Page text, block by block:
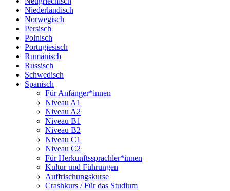
Niederländisch
Norwegisch
Persisch
Polnisch
Portugiesisch
Rumänisch
Russisch
Schwedisch
Spanisch
Für Anfänger*innen
Niveau A1
Niveau A2
Niveau B1
Niveau B2
Niveau C1
Niveau C2
Für Herkunftssprachler*innen
Kultur und Führungen
Auffrischungskurse
Crashkurs / Für das Studium